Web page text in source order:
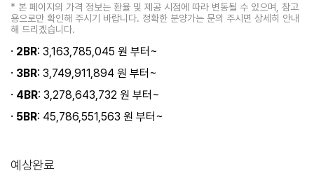
* 본 페이지의 가격 정보는 환율 및 제공 시점에 따라 변동될 수 있으며, 참고
용으로만 확인해 주시기 바랍니다. 정확한 분양가는 문의 주시면 상세히 안내
해 드리겠습니다.
· 2BR: 3,163,785,045 원 부터~
· 3BR: 3,749,911,894 원 부터~
· 4BR: 3,278,643,732 원 부터~
· 5BR: 45,786,551,563 원 부터~
예상완료